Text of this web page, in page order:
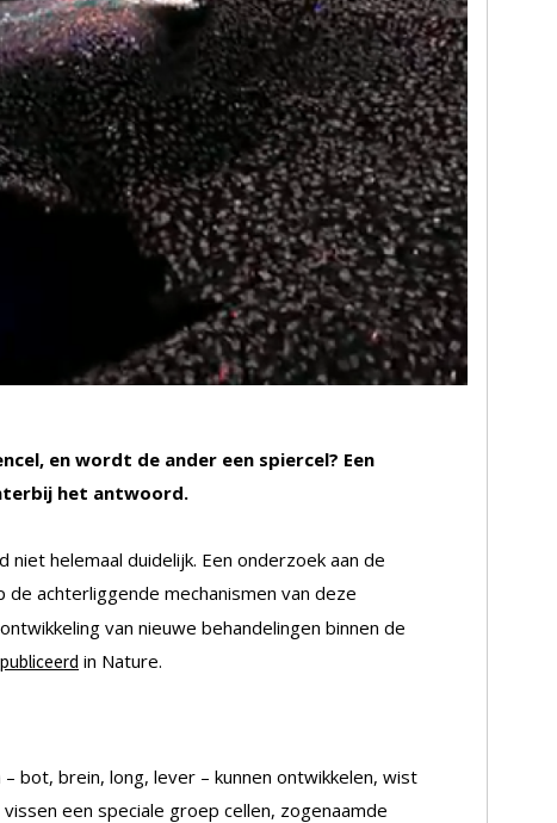
en wordt de ander een spiercel? Een
het antwoord.
helemaal duidelijk. Een onderzoek aan de
de achterliggende mechanismen van deze
van nieuwe behandelingen binnen de
in Nature.
bot, brein, long, lever – kunnen ontwikkelen, wist
een speciale groep cellen, zogenaamde